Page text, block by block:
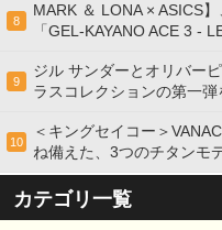
8
MARK ＆ LONA × ASICS
「GEL-KAYANO ACE 3 -
9
ジル サンダーとオリバー
ラスコレクションの第一弾
10
＜キングセイコー＞
ね備えた、3つのチタンモ
カテゴリ一覧